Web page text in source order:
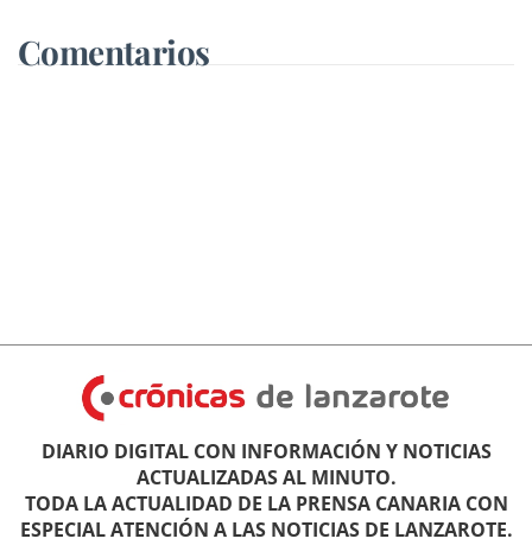
Comentarios
DIARIO DIGITAL CON INFORMACIÓN Y NOTICIAS
ACTUALIZADAS AL MINUTO.
TODA LA ACTUALIDAD DE LA PRENSA CANARIA CON
ESPECIAL ATENCIÓN A LAS NOTICIAS DE LANZAROTE.